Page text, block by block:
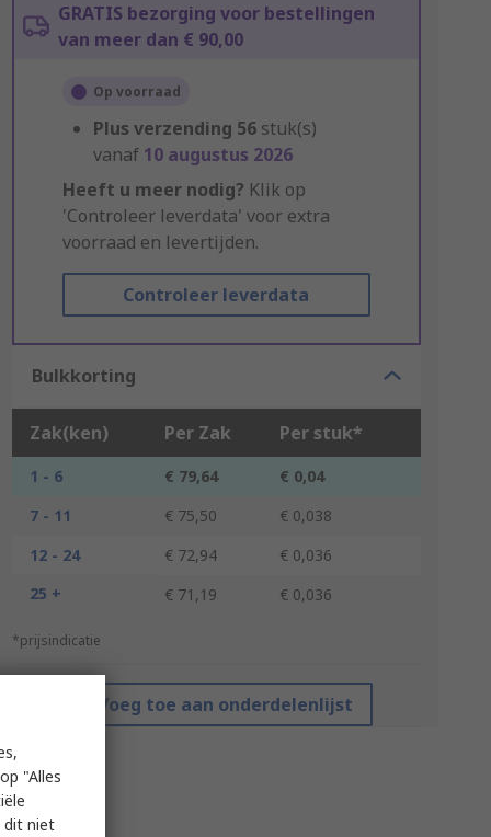
GRATIS bezorging voor bestellingen
van meer dan € 90,00
Op voorraad
Plus verzending 56 stuk(s)
vanaf 10 augustus 2026
Heeft u meer nodig? Klik op
'Controleer leverdata' voor extra
voorraad en levertijden.
Controleer leverdata
Bulkkorting
Zak(ken) Per Zak Per stuk*
1 - 6 € 79,64
€ 0,04
7 - 11
€ 75,50
€ 0,038
12 - 24
€ 72,94
€ 0,036
25 +
€ 71,19 € 0,036
*prijsindicatie
Voeg toe aan onderdelenlijst
"Alles
dit niet